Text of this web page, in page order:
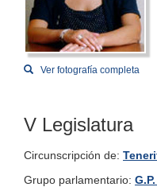
Ver fotografía completa
V Legislatura
Circunscripción de:
Grupo parlamentario: